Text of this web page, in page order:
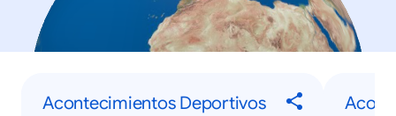
Acontecimientos Deportivos